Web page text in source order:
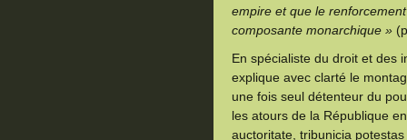
empire et que le
composante monarchique »
En spécialiste du droit et des
explique avec clarté le
une fois seul détenteur du
les atours de la République
auctoritate, tribunicia